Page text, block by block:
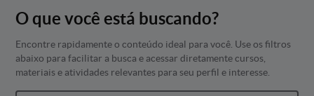
O que você está buscando?
Encontre rapidamente o conteúdo ideal para você. Use os filtros
abaixo para facilitar a busca e acessar diretamente cursos,
materiais e atividades relevantes para seu perfil e interesse.